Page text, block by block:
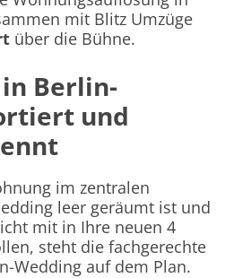
mit Blitz Umzüge
über die Bühne.
Berlin-
und
im zentralen
leer geräumt ist und
mit in Ihre neuen 4
steht die fachgerechte
Wedding auf dem Plan.